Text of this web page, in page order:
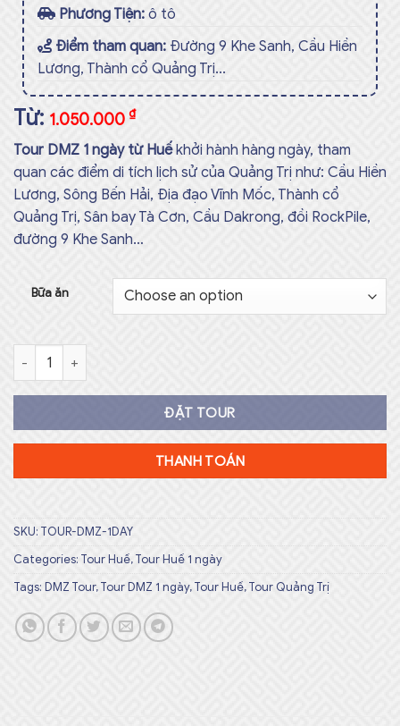
Phương Tiện: ô tô
Điểm tham quan: Đường 9 Khe Sanh, Cầu Hiền
Lương, Thành cổ Quảng Trị...
Từ: 1.050.000 ₫
Tour DMZ 1 ngày từ Huếkhởi hành hàng ngày, tham
quan các điểm di tích lịch sử của Quảng Trị như: Cầu Hiền
Lương, Sông Bến Hải, Địa đạo Vĩnh Mốc, Thành cổ
Quảng Trị, Sân bay Tà Cơn, Cầu Dakrong, đồi RockPile,
đường 9 Khe Sanh…
Bữa ăn
Tour DMZ 1 ngày từ Huế Số lượng
ĐẶT TOUR
THANH TOÁN
SKU: TOUR-DMZ-1DAY
Categories: Tour Huế,Tour Huế 1 ngày
Tags: DMZ Tour,Tour DMZ 1 ngày,Tour Huế,Tour Quảng Trị